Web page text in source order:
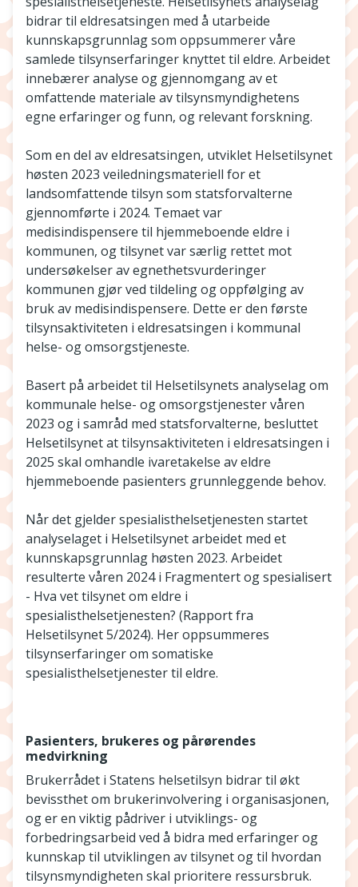
bidrar til eldresatsingen med å utarbeide
kunnskapsgrunnlag som oppsummerer våre
samlede tilsynserfaringer knyttet til eldre. Arbeidet
innebærer analyse og gjennomgang av et
omfattende materiale av tilsynsmyndighetens
egne erfaringer og funn, og relevant forskning.
Som en del av eldresatsingen, utviklet Helsetilsynet
høsten 2023 veiledningsmateriell for et
landsomfattende tilsyn som statsforvalterne
gjennomførte i 2024. Temaet var
medisindispensere til hjemmeboende eldre i
kommunen, og tilsynet var særlig rettet mot
undersøkelser av egnethetsvurderinger
kommunen gjør ved tildeling og oppfølging av
bruk av medisindispensere. Dette er den første
tilsynsaktiviteten i eldresatsingen i kommunal
helse- og omsorgstjeneste.
Basert på arbeidet til Helsetilsynets analyselag om
kommunale helse- og omsorgstjenester våren
2023 og i samråd med statsforvalterne, besluttet
Helsetilsynet at tilsynsaktiviteten i eldresatsingen i
2025 skal omhandle ivaretakelse av eldre
hjemmeboende pasienters grunnleggende behov.
Når det gjelder spesialisthelsetjenesten startet
analyselaget i Helsetilsynet arbeidet med et
kunnskapsgrunnlag høsten 2023. Arbeidet
resulterte våren 2024 i Fragmentert og spesialisert
- Hva vet tilsynet om eldre i
spesialisthelsetjenesten? (Rapport fra
Helsetilsynet 5/2024). Her oppsummeres
tilsynserfaringer om somatiske
spesialisthelsetjenester til eldre.
Pasienters, brukeres og pårørendes
medvirkning
Brukerrådet i Statens helsetilsyn bidrar til økt
bevissthet om brukerinvolvering i organisasjonen,
og er en viktig pådriver i utviklings- og
forbedringsarbeid ved å bidra med erfaringer og
kunnskap til utviklingen av tilsynet og til hvordan
tilsynsmyndigheten skal prioritere ressursbruk.